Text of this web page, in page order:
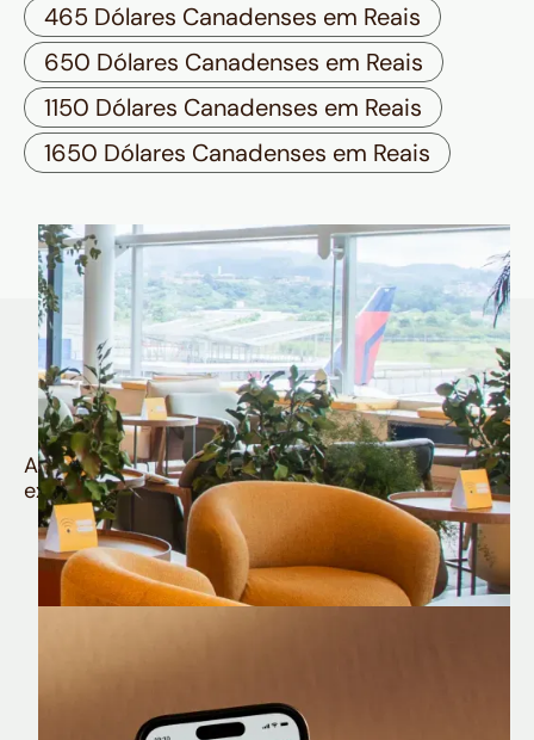
465 Dólares Canadenses em Reais
650 Dólares Canadenses em Reais
1150 Dólares Canadenses em Reais
1650 Dólares Canadenses em Reais
Quem é Nomad tem
muito mais
Aproveite todos os benefícios e vantagens
exclusivas da sua Conta Internacional